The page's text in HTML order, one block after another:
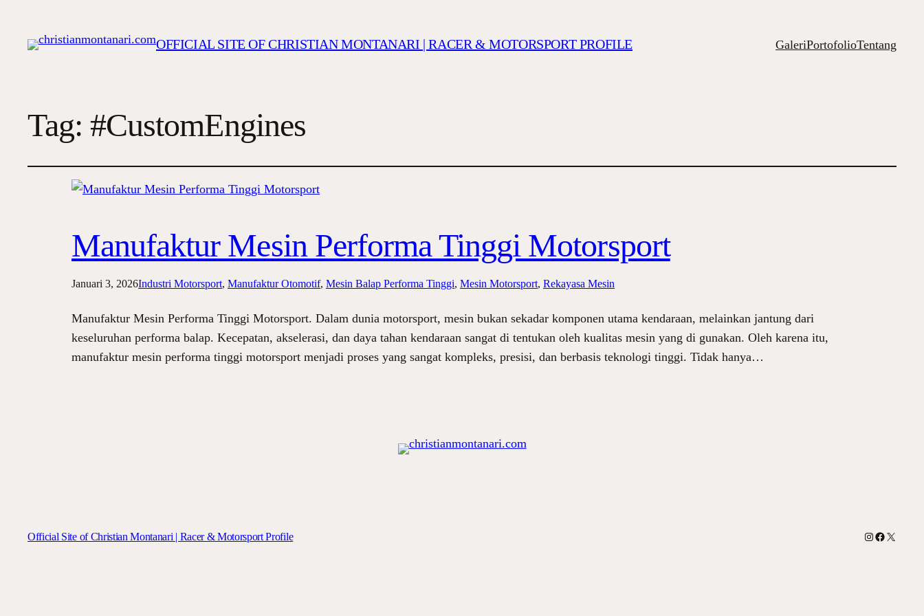
OFFICIAL SITE OF CHRISTIAN MONTANARI | RACER & MOTORSPORT PROFILE GaleriPortofolioTentang
Tag:#CustomEngines
Manufaktur Mesin Performa Tinggi Motorsport
Januari 3, 2026Industri Motorsport, Manufaktur Otomotif, Mesin Balap Performa Tinggi, Mesin Motorsport, Rekayasa Mesin
Manufaktur Mesin Performa Tinggi Motorsport. Dalam dunia motorsport, mesin bukan sekadar komponen utama kendaraan, melainkan jantung dari
keseluruhan performa balap. Kecepatan, akselerasi, dan daya tahan kendaraan sangat di tentukan oleh kualitas mesin yang di gunakan. Oleh karena itu,
manufaktur mesin performa tinggi motorsport menjadi proses yang sangat kompleks, presisi, dan berbasis teknologi tinggi. Tidak hanya…
Official Site of Christian Montanari | Racer & Motorsport Profile Instagram
Facebook
X